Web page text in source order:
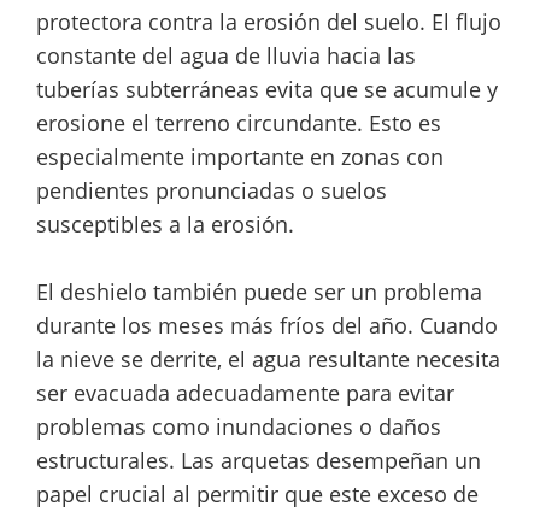
protectora contra la erosión del suelo. El flujo
constante del agua de lluvia hacia las
tuberías subterráneas evita que se acumule y
erosione el terreno circundante. Esto es
especialmente importante en zonas con
pendientes pronunciadas o suelos
susceptibles a la erosión.
El deshielo también puede ser un problema
durante los meses más fríos del año. Cuando
la nieve se derrite, el agua resultante necesita
ser evacuada adecuadamente para evitar
problemas como inundaciones o daños
estructurales. Las arquetas desempeñan un
papel crucial al permitir que este exceso de